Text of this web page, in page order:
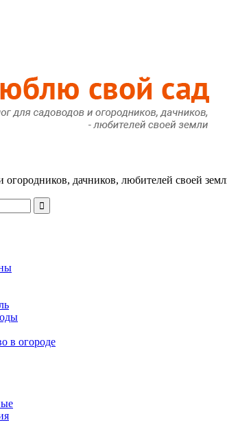
огородников, дачников, любителей своей
в огороде